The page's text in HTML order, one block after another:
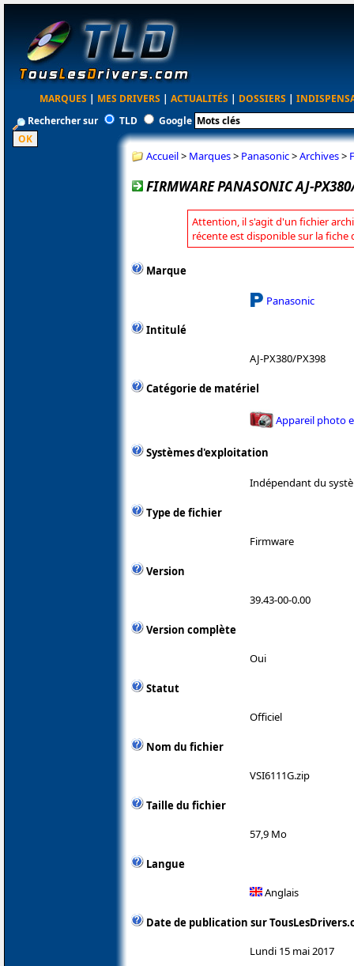
MARQUES | MES DRIVERS | ACTUALITÉS | DOSSIERS |
Rechercher sur
TLD Google
Accueil> Marques> Panasonic>Archives>
FIRMWARE PANASONIC AJ-
Attention, il s'agit d'un fichier
récente est disponible sur la fiche
Marque
Panasonic
Intitulé
AJ-PX380/PX398
Catégorie de matériel
Appareil photo
Systèmes d'exploitation
Indépendant du
Type de fichier
Firmware
Version
39.43-00-0.00
Version complète
Oui
Statut
Officiel
Nom du fichier
VSI6111G.zip
Taille du fichier
57,9 Mo
Langue
Anglais
Date de publication sur
Lundi 15 mai 2017